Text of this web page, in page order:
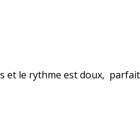
et le rythme est doux,